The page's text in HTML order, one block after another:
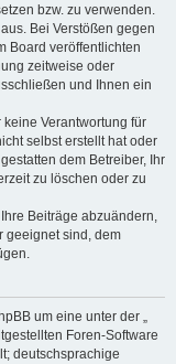
bzw. zu verwenden.
Bei Verstößen gegen
Board veröffentlichten
zeitweise oder
und Ihnen ein
Verantwortung für
selbst erstellt hat oder
dem Betreiber, Ihr
zu löschen oder zu
Beiträge abzuändern,
geeignet sind, dem
um eine unter der „
Foren-Software
deutschsprachige